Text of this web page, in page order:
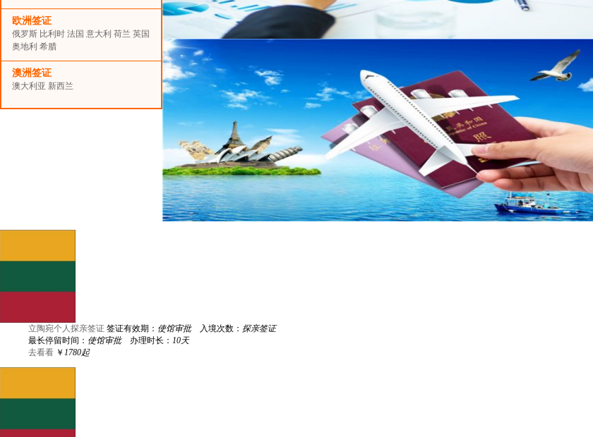
欧洲签证
俄罗斯 比利时 法国 意大利 荷兰 英国
奥地利 希腊
澳洲签证
澳大利亚 新西兰
立陶宛个人探亲签证 签证有效期： 使馆审批入境次数： 探亲签证
最长停留时间： 使馆审批办理时长： 10天
去看看 ￥ 1780起